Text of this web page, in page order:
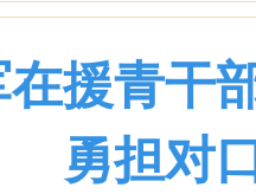
援青干
勇担对